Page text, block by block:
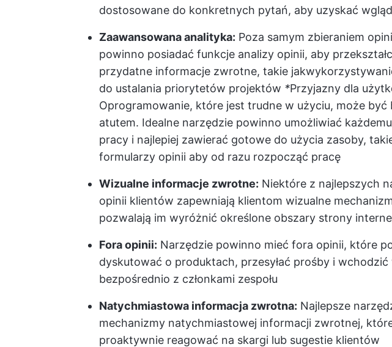
dostosowane do konkretnych pytań, aby uzyskać
Zaawansowana analityka: Poza samym zbieraniem
powinno posiadać funkcje analizy opinii, aby
przydatne informacje zwrotne, takie jak
do ustalania priorytetów projektów *Przyjazny dla
Oprogramowanie, które jest trudne w użyciu, może być
atutem. Idealne narzędzie powinno umożliwiać
pracy i najlepiej zawierać gotowe do użycia zasoby,
formularzy opinii aby od razu rozpocząć pracę
Wizualne informacje zwrotne: Niektóre z najlepszych
opinii klientów zapewniają klientom wizualne
pozwalają im wyróżnić określone obszary strony
Fora opinii: Narzędzie powinno mieć fora opinii, które
dyskutować o produktach, przesyłać prośby i
bezpośrednio z członkami zespołu
Natychmiastowa informacja zwrotna: Najlepsze
mechanizmy natychmiastowej informacji zwrotnej,
proaktywnie reagować na skargi lub sugestie klientów